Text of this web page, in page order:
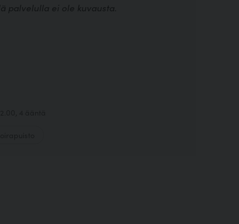
palvelulla ei ole kuvausta.